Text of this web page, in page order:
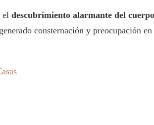
el descubrimiento alarmante del
consternación y preocupación en